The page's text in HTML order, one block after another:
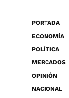
PORTADA
ECONOMÍA
POLÍTICA
MERCADOS
OPINIÓN
NACIONAL